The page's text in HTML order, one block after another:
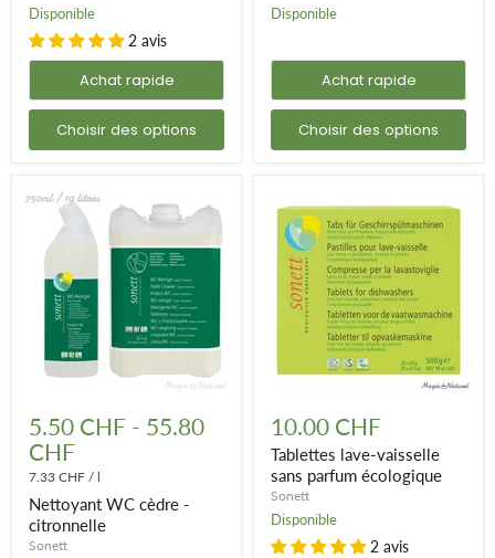
Disponible
2 avis
Achat rapide
Choisir des options
Disponible
Achat rapide
Choisir des options
WC
cèdre
citronnelle
5.50 CHF - 55.80
CHF
7.33 CHF / l
Nettoyant WC cèdre -
citronnelle
Sonett
lave-
vaisselle
sans
parfum
écologique
10.00 CHF
Tablettes lave-vaisselle
sans parfum écologique
Sonett
Disponible
2 avis